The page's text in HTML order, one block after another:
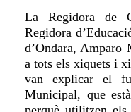
La Regidora de
Regidora
d’Ondara, Amparo
a tots els xiquets i
van explicar el
Municipal, que